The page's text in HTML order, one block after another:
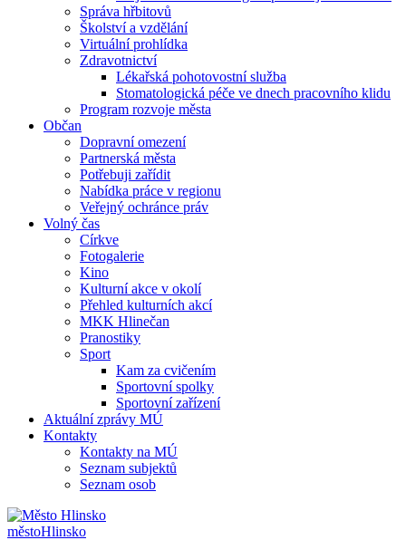
Správa hřbitovů
Školství a vzdělání
Virtuální prohlídka
Zdravotnictví
Lékařská pohotovostní služba
Stomatologická péče ve dnech pracovního klidu
Program rozvoje města
Občan
Dopravní omezení
Partnerská města
Potřebuji zařídit
Nabídka práce v regionu
Veřejný ochránce práv
Volný čas
Církve
Fotogalerie
Kino
Kulturní akce v okolí
Přehled kulturních akcí
MKK Hlinečan
Pranostiky
Sport
Kam za cvičením
Sportovní spolky
Sportovní zařízení
Aktuální zprávy MÚ
Kontakty
Kontakty na MÚ
Seznam subjektů
Seznam osob
městoHlinsko